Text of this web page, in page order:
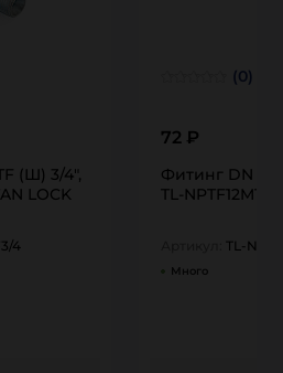
(Ш) 3/4",
LOCK
4
(0)
72 ₽
Фитинг DN 12
TL-NPTF12M1/2
TL-
Много